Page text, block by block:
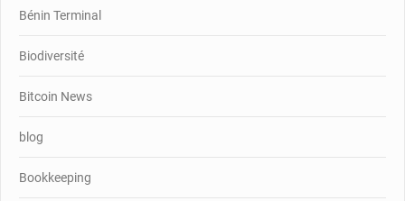
Bénin Terminal
Biodiversité
Bitcoin News
blog
Bookkeeping